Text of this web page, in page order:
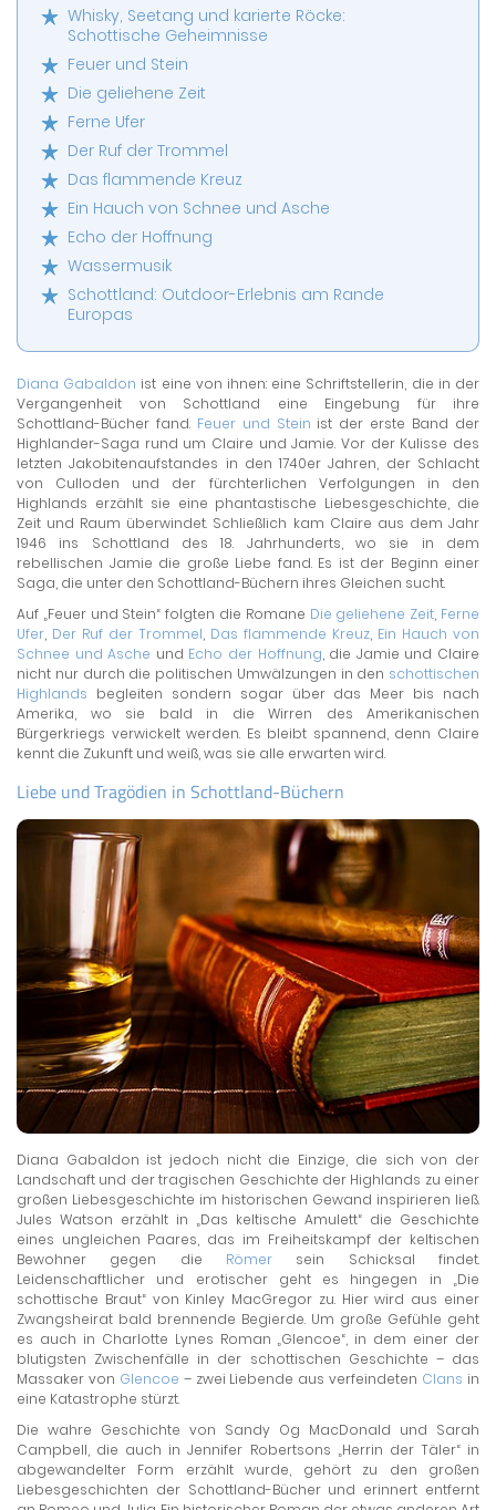
Whisky, Seetang und karierte Röcke:
Schottische Geheimnisse
Feuer und Stein
Die geliehene Zeit
Ferne Ufer
Der Ruf der Trommel
Das flammende Kreuz
Ein Hauch von Schnee und Asche
Echo der Hoffnung
Wassermusik
Schottland: Outdoor-Erlebnis am Rande
Europas
Diana Gabaldon ist eine von ihnen: eine Schriftstellerin, die in der
Vergangenheit von Schottland eine Eingebung für ihre
Schottland-Bücher fand. Feuer und Stein ist der erste Band der
Highlander-Saga rund um Claire und Jamie. Vor der Kulisse des
letzten Jakobitenaufstandes in den 1740er Jahren, der Schlacht
von Culloden und der fürchterlichen Verfolgungen in den
Highlands erzählt sie eine phantastische Liebesgeschichte, die
Zeit und Raum überwindet. Schließlich kam Claire aus dem Jahr
1946 ins Schottland des 18. Jahrhunderts, wo sie in dem
rebellischen Jamie die große Liebe fand. Es ist der Beginn einer
Saga, die unter den Schottland-Büchern ihres Gleichen sucht.
Auf „Feuer und Stein“ folgten die Romane Die geliehene Zeit, Ferne
Ufer, Der Ruf der Trommel, Das flammende Kreuz, Ein Hauch von
Schnee und Asche und Echo der Hoffnung, die Jamie und Claire
nicht nur durch die politischen Umwälzungen in den schottischen
Highlands begleiten sondern sogar über das Meer bis nach
Amerika, wo sie bald in die Wirren des Amerikanischen
Bürgerkriegs verwickelt werden. Es bleibt spannend, denn Claire
kennt die Zukunft und weiß, was sie alle erwarten wird.
Liebe und Tragödien in Schottland-Büchern
Diana Gabaldon ist jedoch nicht die Einzige, die sich von der
Landschaft und der tragischen Geschichte der Highlands zu einer
großen Liebesgeschichte im historischen Gewand inspirieren ließ.
Jules Watson erzählt in „Das keltische Amulett“ die Geschichte
eines ungleichen Paares, das im Freiheitskampf der keltischen
Bewohner gegen die Römer sein Schicksal findet.
Leidenschaftlicher und erotischer geht es hingegen in „Die
schottische Braut“ von Kinley MacGregor zu. Hier wird aus einer
Zwangsheirat bald brennende Begierde. Um große Gefühle geht
es auch in Charlotte Lynes Roman „Glencoe“, in dem einer der
blutigsten Zwischenfälle in der schottischen Geschichte – das
Massaker von Glencoe – zwei Liebende aus verfeindeten Clans in
eine Katastrophe stürzt.
Die wahre Geschichte von Sandy Og MacDonald und Sarah
Campbell, die auch in Jennifer Robertsons „Herrin der Täler“ in
abgewandelter Form erzählt wurde, gehört zu den großen
Liebesgeschichten der Schottland-Bücher und erinnert entfernt